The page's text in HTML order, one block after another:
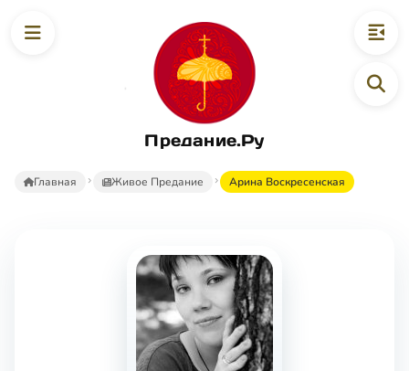
Предание.Ру
Главная Живое Предание Арина Воскресенская